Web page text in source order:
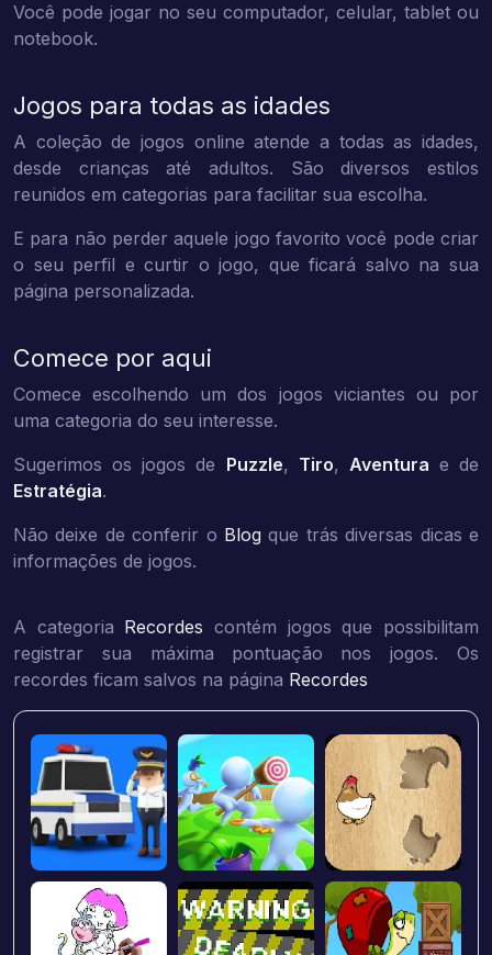
Você pode jogar no seu computador, celular, tablet ou
notebook.
Jogos para todas as idades
A coleção de jogos online atende a todas as idades,
desde crianças até adultos. São diversos estilos
reunidos em categorias para facilitar sua escolha.
E para não perder aquele jogo favorito você pode criar
o seu perfil e curtir o jogo, que ficará salvo na sua
página personalizada.
Comece por aqui
Comece escolhendo um dos jogos viciantes ou por
uma categoria do seu interesse.
Sugerimos os jogos de Puzzle, Tiro, Aventura e de
Estratégia.
Não deixe de conferir o Blog que trás diversas dicas e
informações de jogos.
A categoria Recordes contém jogos que possibilitam
registrar sua máxima pontuação nos jogos. Os
recordes ficam salvos na página Recordes